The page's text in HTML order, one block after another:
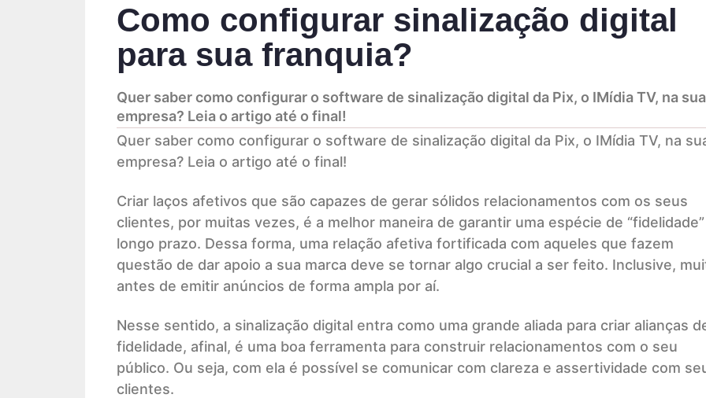
Como configurar sinalização digital
para sua franquia?
Quer saber como configurar o software de sinalização digital da Pix, o IMídia TV, na sua
empresa? Leia o artigo até o final!
Quer saber como configurar o software de sinalização digital da Pix, o IMídia TV, na
empresa? Leia o artigo até o final!
Criar laços afetivos que são capazes de gerar sólidos relacionamentos com os seus
clientes, por muitas vezes, é a melhor maneira de garantir uma espécie de “fidelidade”
longo prazo. Dessa forma, uma relação afetiva fortificada com aqueles que fazem
questão de dar apoio a sua marca deve se tornar algo crucial a ser feito. Inclusive,
antes de emitir anúncios de forma ampla por aí.
Nesse sentido, a sinalização digital entra como uma grande aliada para criar alianças
fidelidade, afinal, é uma boa ferramenta para construir relacionamentos com o seu
público. Ou seja, com ela é possível se comunicar com clareza e assertividade com
clientes.